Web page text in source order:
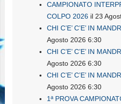
CAMPIONATO
COLPO 2026 il 23
CHI C’E’ C’E’ IN
Agosto 2026 6:30
CHI C’E’ C’E’ IN
Agosto 2026 6:30
CHI C’E’ C’E’ IN
Agosto 2026 6:30
1ª PROVA